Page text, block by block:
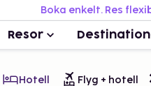
Boka enkelt. Res
Resor
Hotell Flyg + hotell